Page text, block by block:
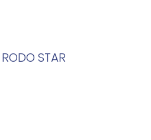
RODO STAR